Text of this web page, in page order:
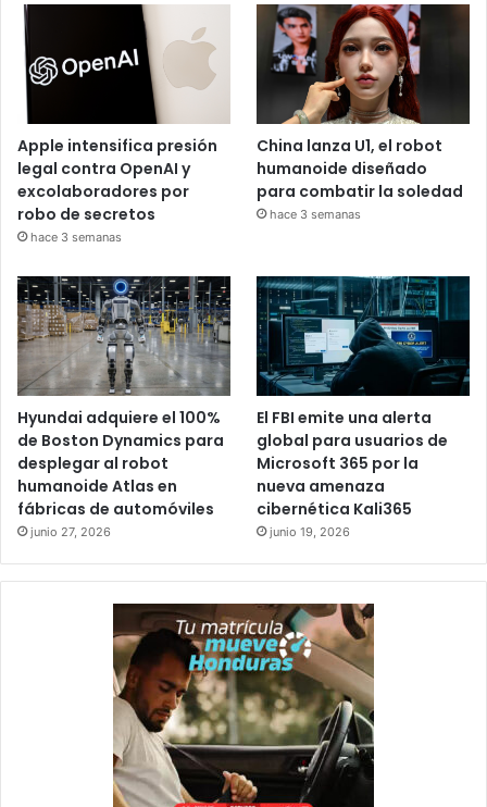
Apple intensifica presión
legal contra OpenAI y
excolaboradores por
robo de secretos
hace 3 semanas
China lanza U1, el robot
humanoide diseñado
para combatir la soledad
hace 3 semanas
Hyundai adquiere el 100%
de Boston Dynamics para
desplegar al robot
humanoide Atlas en
fábricas de automóviles
junio 27, 2026
El FBI emite una alerta
global para usuarios de
Microsoft 365 por la
nueva amenaza
cibernética Kali365
junio 19, 2026